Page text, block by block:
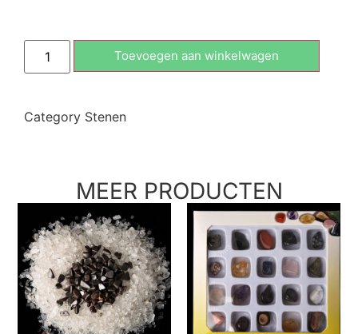
Toevoegen aan winkelwagen
Category Stenen
MEER PRODUCTEN